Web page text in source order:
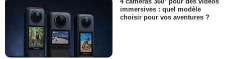
immersives : quel modèle
choisir pour vos aventures ?